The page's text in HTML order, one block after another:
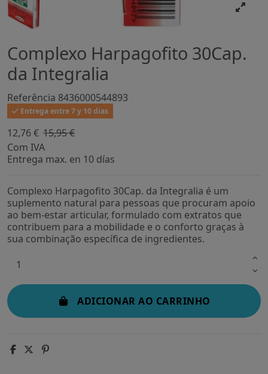
Complexo Harpagofito 30Cap.
da Integralia
Referência 8436000544893
Entrega entre 7 y 10 dias
12,76 € 15,95 €
Com IVA
Entrega max. en 10 días
Complexo Harpagofito 30Cap. da Integralia é um
suplemento natural para pessoas que procuram apoio
ao bem-estar articular, formulado com extratos que
contribuem para a mobilidade e o conforto graças à
sua combinação específica de ingredientes.
ADICIONAR AO CARRINHO